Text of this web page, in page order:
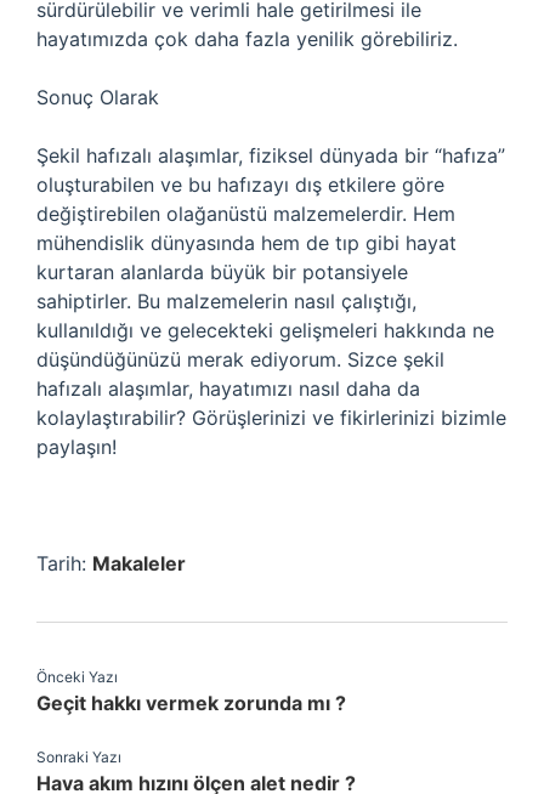
sürdürülebilir ve verimli hale getirilmesi ile
hayatımızda çok daha fazla yenilik görebiliriz.
Sonuç Olarak
Şekil hafızalı alaşımlar, fiziksel dünyada bir “hafıza”
oluşturabilen ve bu hafızayı dış etkilere göre
değiştirebilen olağanüstü malzemelerdir. Hem
mühendislik dünyasında hem de tıp gibi hayat
kurtaran alanlarda büyük bir potansiyele
sahiptirler. Bu malzemelerin nasıl çalıştığı,
kullanıldığı ve gelecekteki gelişmeleri hakkında ne
düşündüğünüzü merak ediyorum. Sizce şekil
hafızalı alaşımlar, hayatımızı nasıl daha da
kolaylaştırabilir? Görüşlerinizi ve fikirlerinizi bizimle
paylaşın!
Tarih: Makaleler
Önceki Yazı
Geçit hakkı vermek zorunda mı ?
Sonraki Yazı
Hava akım hızını ölçen alet nedir ?